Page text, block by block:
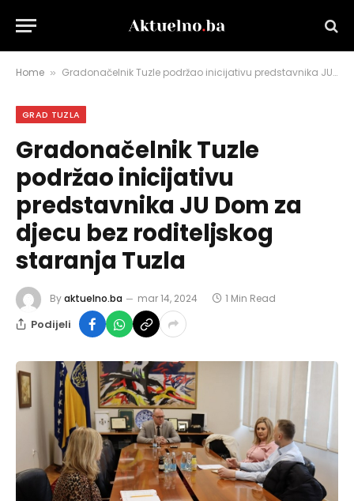
Home » Gradonačelnik Tuzle podržao inicijativu predstavnika JU Dom za djecu bez roditeljskog staranja Tuzla
GRAD TUZLA
Gradonačelnik Tuzle
podržao inicijativu
predstavnika JU Dom za
djecu bez roditeljskog
staranja Tuzla
Byaktuelno.ba mar 14, 2024 1 Min Read
Podijeli